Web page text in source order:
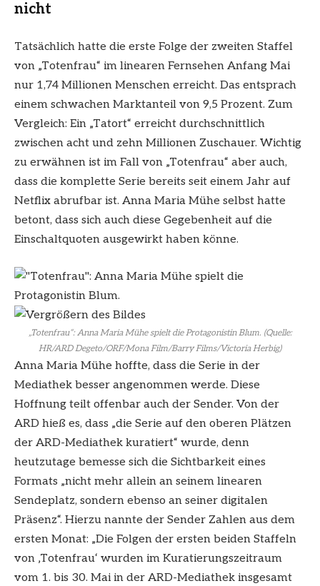
nicht
Tatsächlich hatte die erste Folge der zweiten Staffel
von „Totenfrau“ im linearen Fernsehen Anfang Mai
nur 1,74 Millionen Menschen erreicht. Das entsprach
einem schwachen Marktanteil von 9,5 Prozent. Zum
Vergleich: Ein „Tatort“ erreicht durchschnittlich
zwischen acht und zehn Millionen Zuschauer. Wichtig
zu erwähnen ist im Fall von „Totenfrau“ aber auch,
dass die komplette Serie bereits seit einem Jahr auf
Netflix abrufbar ist. Anna Maria Mühe selbst hatte
betont, dass sich auch diese Gegebenheit auf die
Einschaltquoten ausgewirkt haben könne.
„Totenfrau“: Anna Maria Mühe spielt die Protagonistin Blum. (Quelle:
HR/ARD Degeto/ORF/Mona Film/Barry Films/Victoria Herbig)
Anna Maria Mühe hoffte, dass die Serie in der
Mediathek besser angenommen werde. Diese
Hoffnung teilt offenbar auch der Sender. Von der
ARD hieß es, dass „die Serie auf den oberen Plätzen
der ARD-Mediathek kuratiert“ wurde, denn
heutzutage bemesse sich die Sichtbarkeit eines
Formats „nicht mehr allein an seinem linearen
Sendeplatz, sondern ebenso an seiner digitalen
Präsenz“. Hierzu nannte der Sender Zahlen aus dem
ersten Monat: „Die Folgen der ersten beiden Staffeln
von ‚Totenfrau‘ wurden im Kuratierungszeitraum
vom 1. bis 30. Mai in der ARD-Mediathek insgesamt